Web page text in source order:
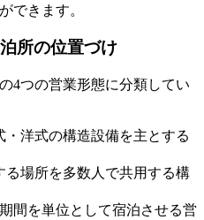
できます。
所の位置づけ
4つの営業形態に分類してい
・洋式の構造設備を主とする
る場所を多数人で共用する構
間を単位として宿泊させる営